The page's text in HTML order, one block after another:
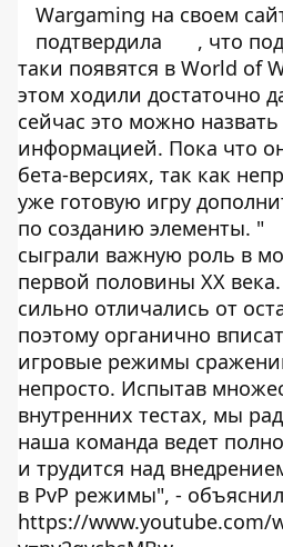
Wargaming на своем
подтвердила
, что
таки появятся в World of
этом ходили достаточно
сейчас это можно
информацией. Пока что
бета-версиях, так как
уже готовую игру
по созданию элементы. "
сыграли важную роль в
первой половины XX
сильно отличались от
поэтому органично
игровые режимы
непросто. Испытав
внутренних тестах, мы
наша команда ведет
и трудится над
в PvP режимы", -
https://www.youtube.com/